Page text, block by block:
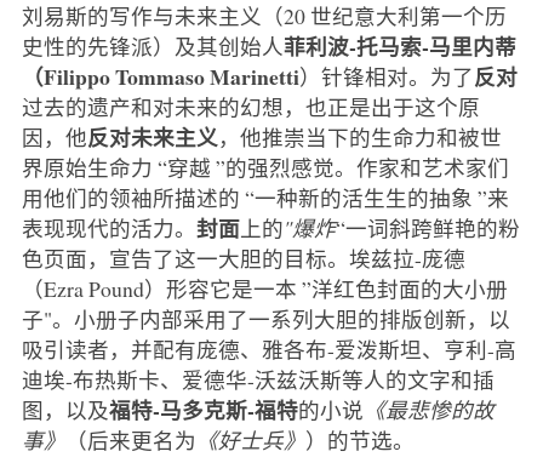
刘易斯的写作与未来主义（20 世纪意大利第一个历
史性的先锋派）及其创始人菲利波-托马索-马里内蒂
（Filippo Tommaso Marinetti）针锋相对。为了反对
过去的遗产和对未来的幻想，也正是出于这个原
因，他反对未来主义，他推崇当下的生命力和被世
界原始生命力 “穿越 ”的强烈感觉。作家和艺术家们
用他们的领袖所描述的 “一种新的活生生的抽象 ”来
表现现代的活力。 封面上的"爆炸“一词斜跨鲜艳的粉
色页面，宣告了这一大胆的目标。埃兹拉-庞德
（Ezra Pound）形容它是一本 ”洋红色封面的大小册
子"。小册子内部采用了一系列大胆的排版创新，以
吸引读者，并配有庞德、雅各布-爱泼斯坦、亨利-高
迪埃-布热斯卡、爱德华-沃兹沃斯等人的文字和插
图，以及福特-马多克斯-福特的小说 《最悲惨的故
事》
（后来更名为 《好士兵》 ）的节选。